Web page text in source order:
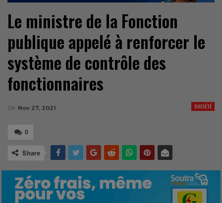
Le ministre de la Fonction
publique appelé à renforcer le
système de contrôle des
fonctionnaires
SOCIÉTÉ
On Nov 27, 2021
0
Share